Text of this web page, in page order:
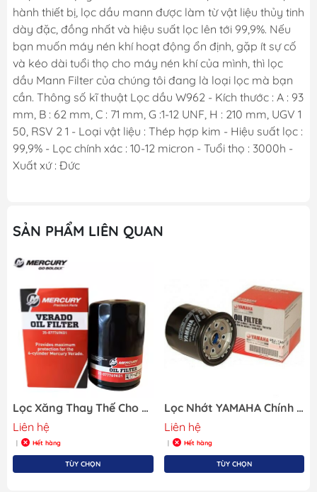
hành thiết bị, lọc dầu mann được làm từ vật liệu thủy tinh
dày đặc, đồng nhất và hiệu suất lọc lên tới 99,9%. Nếu
bạn muốn máy nén khí hoạt động ổn định, gặp ít sự cố
và kéo dài tuổi thọ cho máy nén khí của mình, thì lọc
dầu Mann Filter của chúng tôi đang là loại lọc mà bạn
cần. Thông số kĩ thuật Lọc dầu W962 - Kích thước : A : 93
mm, B : 62 mm, C : 71 mm, G :1-12 UNF, H : 210 mm, UGV 1
50, RSV 2 1 - Loại vật liệu : Thép hợp kim - Hiệu suất lọc :
99,9% - Lọc chính xác : 10-12 micron - Tuổi thọ : 3000h -
Xuất xứ : Đức
SẢN PHẨM LIÊN QUAN
Lọc Xăng Thay Thế Cho Động Cơ Cano Merucry
Liên hệ
Hết hàng
TÙY CHỌN
Lọc Nhớt YAMAHA Chính Hãng 69J-13440-03
Liên hệ
Hết hàng
TÙY CHỌN